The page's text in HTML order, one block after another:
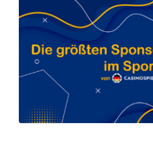
Was kostet es?
Deutsch
Einloggen